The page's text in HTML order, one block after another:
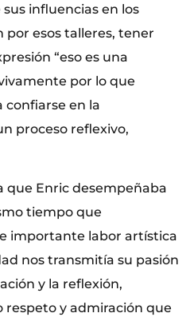
influencias en los
esos talleres, tener
“eso es una
por lo que
confiarse en la
proceso reflexivo,
que Enric desempeñaba
tiempo que
importante labor artística
nos transmitía su pasión
y la reflexión,
y admiración que